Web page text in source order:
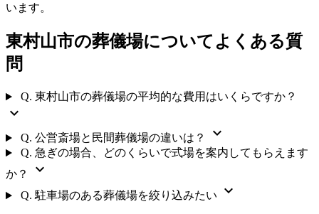
います。
東村山市の葬儀場についてよくある質
問
Q. 東村山市の葬儀場の平均的な費用はいくらですか？
expand_more
Q. 公営斎場と民間葬儀場の違いは？ expand_more
Q. 急ぎの場合、どのくらいで式場を案内してもらえます
か？
expand_more
Q. 駐車場のある葬儀場を絞り込みたい expand_more